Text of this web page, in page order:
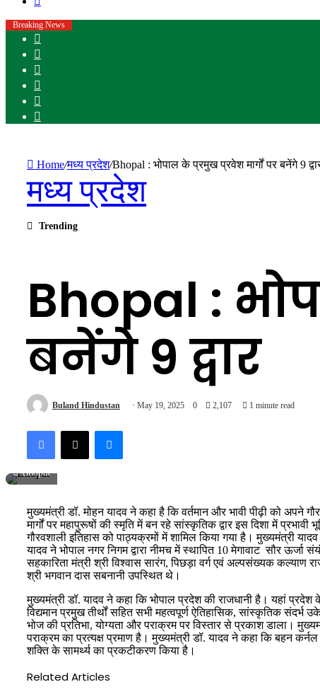
Breaking News
Home/मध्य प्रदेश/Bhopal : भोपाल के प्रमुख प्रवेश मार्गों पर बनेंगे 9
मध्य प्रदेश
Trending
Bhopal :
बनेंगे 9 द्वार
Buland Hindustan May 19, 2025 0 2,107 1 minute read
Facebook
X Messenger
Bhopal
मुख्यमंत्री डॉ. मोहन यादव ने कहा है कि वर्तमान और भावी पीढ़ी को
मार्गों परमहापुरूषों की स्मृति में बन रहे सांस्कृतिक द्वार इस दिशा में
गौरवशाली इतिहास को पाठ्यक्रमों में शामिल किया गया है। मुख्यमंत्री
यादव ने भोपाल नगर निगम द्वारा नीमच में स्थापित 10 मेगावाट सौर
सहकारिता मंत्री श्री विश्वास सारंग, पिछड़ा वर्ग एवं अल्पसंख्यक कल्याण
श्री भगवान दास सबनानी उपस्थित थे।
मुख्यमंत्री डॉ. यादव ने कहा कि भोपाल प्रदेश की राजधानी है। यहां प्रदेश
विद्यमान प्रमुख तीर्थों सहित सभी महत्वपूर्ण ऐतिहासिक, सांस्कृतिक
भोज की प्रतिभा, योग्यता और पराक्रम पर विस्तार से प्रकाश डाला।
पराक्रम का प्रत्यक्ष प्रमाण है। मुख्यमंत्री डॉ. यादव ने कहा कि बहन
शक्ति के सामर्थ्य का प्रकटीकरण किया है।
Related Articles